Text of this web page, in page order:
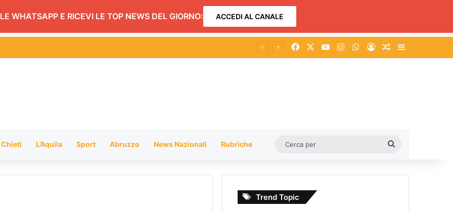
WHATSAPP E RICEVI LE TOP NEWS DEL GIORNO: ACCEDI AL CANALE
Facebook You TubeInstagramWhatsApp
AccediUn articolo a
Chieti L’Aquila Sport Abruzzo News Nazionali Rubriche
Trend Topic